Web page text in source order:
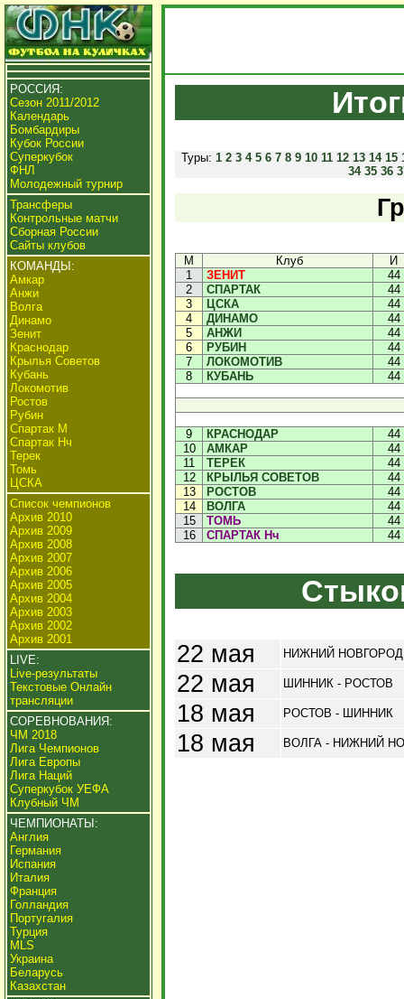
РОССИЯ:
Сезон 2011/2012
Календарь
Бомбардиры
Кубок России
Суперкубок
ФНЛ
Молодежный турнир
Трансферы
Контрольные матчи
Сборная России
Сайты клубов
КОМАНДЫ:
Амкар
Анжи
Волга
Динамо
Зенит
Краснодар
Крылья Советов
Кубань
Локомотив
Ростов
Рубин
Спартак М
Спартак Нч
Терек
Томь
ЦСКА
Список чемпионов
Архив 2010
Архив 2009
Архив 2008
Архив 2007
Архив 2006
Архив 2005
Архив 2004
Архив 2003
Архив 2002
Архив 2001
LIVE:
Live-результаты
Текстовые Онлайн
трансляции
СОРЕВНОВАНИЯ:
ЧМ 2018
Лига Чемпионов
Лига Европы
Лига Наций
Суперкубок УЕФА
Клубный ЧМ
ЧЕМПИОНАТЫ:
Англия
Германия
Испания
Италия
Франция
Голландия
Португалия
Турция
MLS
Украина
Беларусь
Казахстан
Туры: 1 2 3 4 5 6 7 8 9 10 11 12 13 14 15
34 35 36
М Клуб
И
1
ЗЕНИТ
44
2
СПАРТАК
44
3
ЦСКА
44
4
ДИНАМО
44
5
АНЖИ
44
6
РУБИН
44
7
ЛОКОМОТИВ
44
8
КУБАНЬ 44
9 КРАСНОДАР
44
10
АМКАР
44
11
ТЕРЕК
44
12
КРЫЛЬЯ СОВЕТОВ
44
13
РОСТОВ
44
14
ВОЛГА
44
15
ТОМЬ
44
16
СПАРТАК Нч 44
22 мая НИЖНИЙ НОВГОРОД
22 мая ШИННИК - РОСТОВ
18 мая РОСТОВ - ШИННИК
18 мая ВОЛГА - НИЖНИЙ